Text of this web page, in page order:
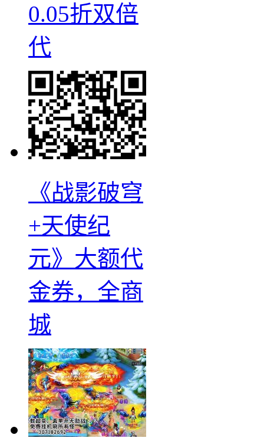
0.05折双倍
代
《战影破穹
+天使纪
元》大额代
金券，全商
城